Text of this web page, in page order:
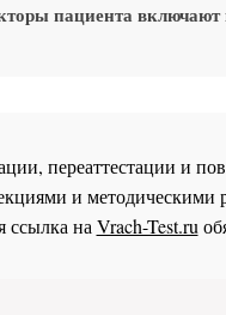
пациента включают
переаттестации и
и методическими
ссылка наVrach-Test.ru